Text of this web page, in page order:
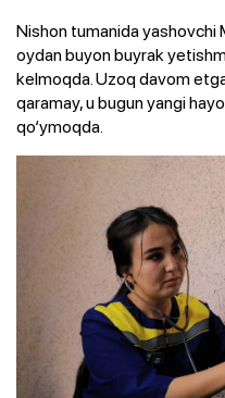
Nishon tumanida yashovchi
oydan buyon buyrak
kelmoqda. Uzoq davom
qaramay, u bugun yangi
qo‘ymoqda.